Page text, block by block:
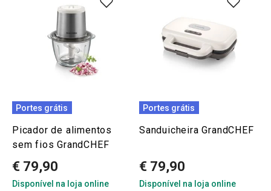
Portes grátis
Picador de alimentos
sem fios GrandCHEF
€ 79,90
Disponível na loja online
Portes grátis
Sanduicheira GrandCHEF
€ 79,90
Disponível na loja online